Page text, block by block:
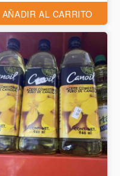
AÑADIR AL CARRITO